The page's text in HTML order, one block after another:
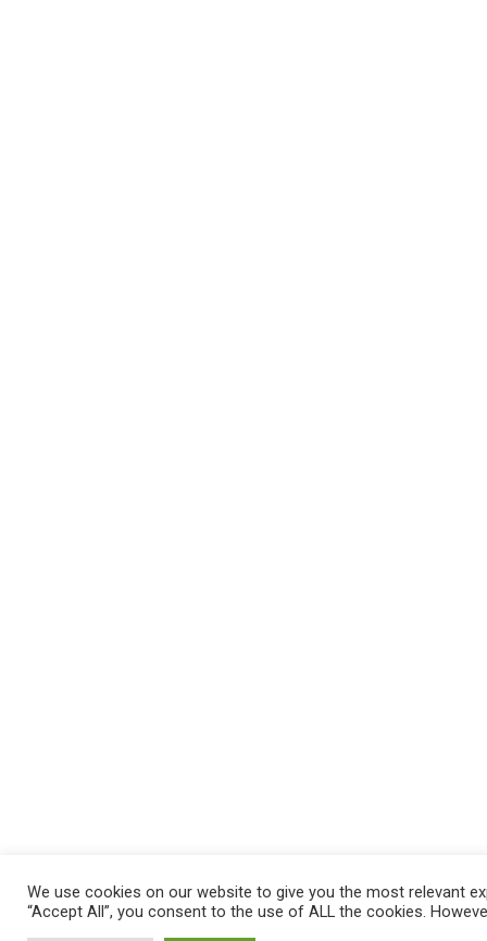
We use cookies on our website to give you the most relevant
“Accept All”, you consent to the use of ALL the cookies.